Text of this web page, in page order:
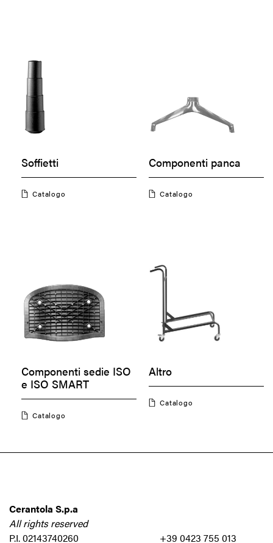
Soffietti
Catalogo
Componenti panca
Catalogo
Componenti sedie ISO
e ISO SMART
Catalogo
Altro
Catalogo
Cerantola S.p.a
All rights reserved
P.I. 02143740260
+39 0423 755 013